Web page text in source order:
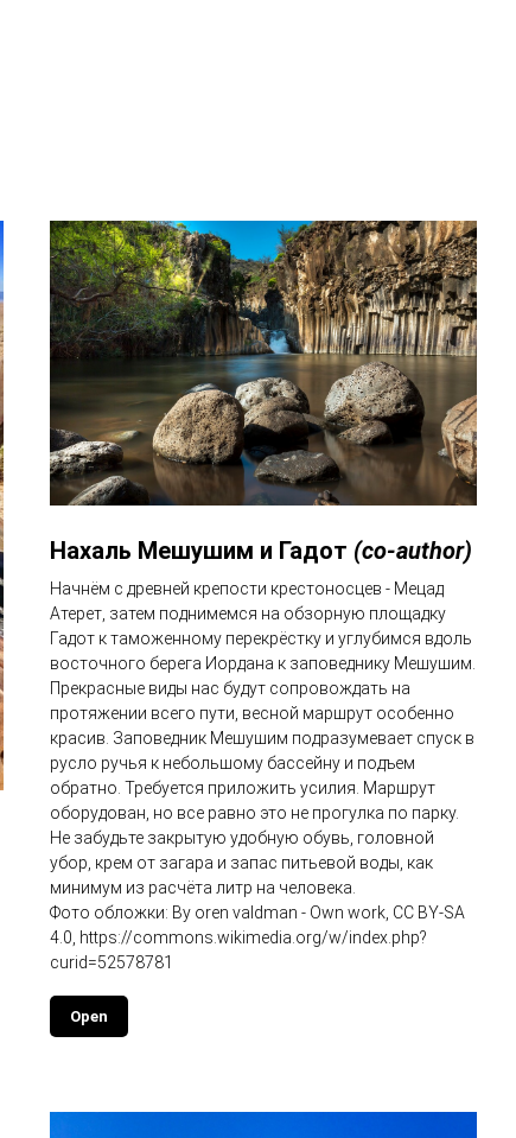
Нахаль Мешушим и Гадот (co-author)
Начнём с древней крепости крестоносцев - Мецад
Атерет, затем поднимемся на обзорную площадку
Гадот к таможенному перекрёстку и углубимся вдоль
восточного берега Иордана к заповеднику Мешушим.
Прекрасные виды нас будут сопровождать на
протяжении всего пути, весной маршрут особенно
красив. Заповедник Мешушим подразумевает спуск в
русло ручья к небольшому бассейну и подъем
обратно. Требуется приложить усилия. Маршрут
оборудован, но все равно это не прогулка по парку.
Не забудьте закрытую удобную обувь, головной
убор, крем от загара и запас питьевой воды, как
минимум из расчёта литр на человека.
Фото обложки: By oren valdman - Own work, CC BY-SA
4.0, https://commons.wikimedia.org/w/index.php?
curid=52578781
Open